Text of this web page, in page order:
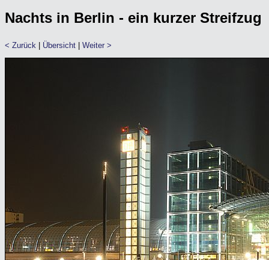
Nachts in Berlin - ein kurzer Streifzug
< Zurück Übersicht Weiter >